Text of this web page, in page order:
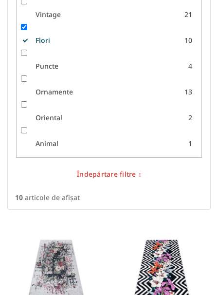
Vintage 21
Flori 10
Puncte 4
Ornamente 13
Oriental 2
Animal 1
Îndepărtare filtre
10 articole de afişat